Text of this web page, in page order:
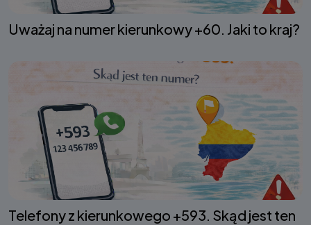
Uważaj na numer kierunkowy +60. Jaki to kraj?
Telefony z kierunkowego +593. Skąd jest ten